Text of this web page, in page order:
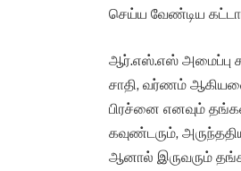
செய்ய வேண்டிய
ஆர்.எஸ்.எஸ் அமைப்பு
சாதி, வர்ணம்
பிரச்னை எனவும் தங்கள்
கவுண்டரும்,
ஆனால் இருவரும்